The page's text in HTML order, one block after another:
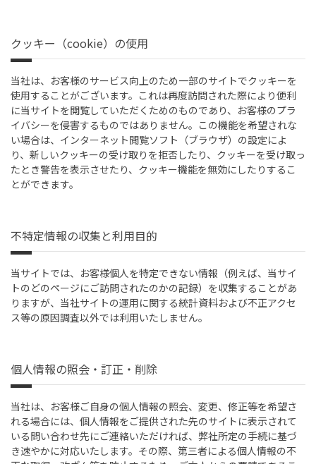
クッキー（cookie）の使用
当社は、お客様のサービス向上のため一部のサイトでクッキーを
使用することがございます。これは再度訪問された際により便利
に当サイトを閲覧していただくためのものであり、お客様のプラ
イバシーを侵害するものではありません。この機能を希望されな
い場合は、インターネット閲覧ソフト（ブラウザ）の設定によ
り、新しいクッキーの受け取りを拒否したり、クッキーを受け取っ
たとき警告を表示させたり、クッキー機能を無効にしたりするこ
とができます。
不特定情報の収集と利用目的
当サイトでは、お客様個人を特定できない情報（例えば、当サイ
トのどのページにご訪問されたのかの記録）を収集することがあ
りますが、当社サイトの運用に関する統計資料および不正アクセ
ス等の原因調査以外では利用いたしません。
個人情報の照会・訂正・削除
当社は、お客様ご自身の個人情報の照会、変更、修正等を希望さ
れる場合には、個人情報をご提供された先のサイトに表示されて
いる問い合わせ先にご連絡いただければ、弊社所定の手続に基づ
き速やかに対応いたします。その際、第三者による個人情報の不